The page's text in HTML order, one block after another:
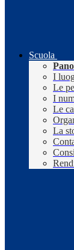
Scuola
I
Le
I
Le
La